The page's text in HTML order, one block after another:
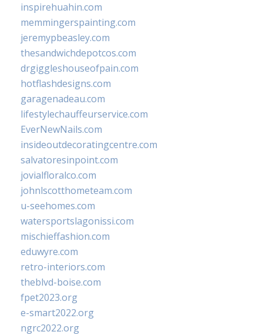
inspirehuahin.com
memmingerspainting.com
jeremypbeasley.com
thesandwichdepotcos.com
drgiggleshouseofpain.com
hotflashdesigns.com
garagenadeau.com
lifestylechauffeurservice.com
EverNewNails.com
insideoutdecoratingcentre.com
salvatoresinpoint.com
jovialfloralco.com
johnlscotthometeam.com
u-seehomes.com
watersportslagonissi.com
mischieffashion.com
eduwyre.com
retro-interiors.com
theblvd-boise.com
fpet2023.org
e-smart2022.org
ngrc2022.org